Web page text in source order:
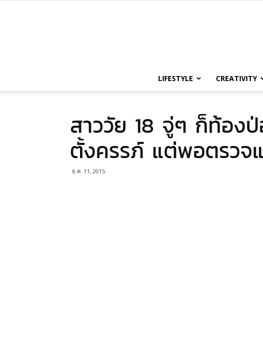
LIFESTYLE CREATIVITY
สาววัย 18 จู่ๆ ก็ท้อง
ตั้งครรภ์ แต่พอตรวจ
ธ.ค. 11, 2015